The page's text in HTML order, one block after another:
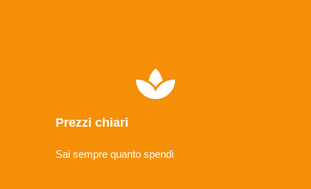
Prezzi chiari
Sai sempre quanto spendi